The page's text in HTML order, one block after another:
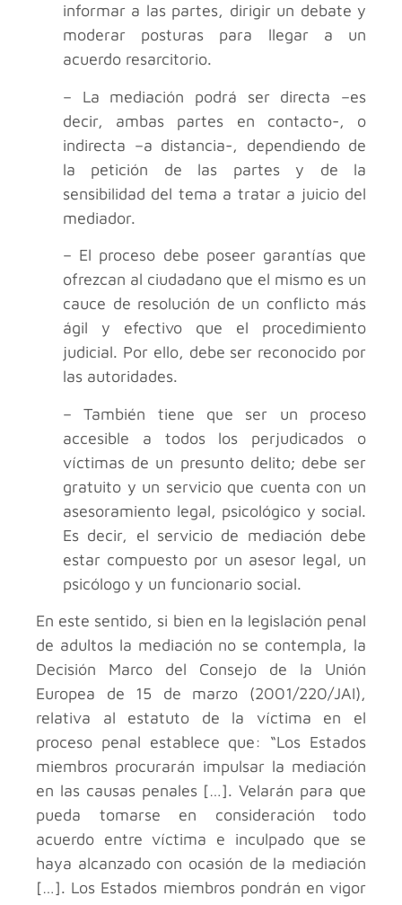
informar a las partes, dirigir un debate y
moderar posturas para llegar a un
acuerdo resarcitorio.
– La mediación podrá ser directa –es
decir, ambas partes en contacto-, o
indirecta –a distancia-, dependiendo de
la petición de las partes y de la
sensibilidad del tema a tratar a juicio del
mediador.
– El proceso debe poseer garantías que
ofrezcan al ciudadano que el mismo es un
cauce de resolución de un conflicto más
ágil y efectivo que el procedimiento
judicial. Por ello, debe ser reconocido por
las autoridades.
– También tiene que ser un proceso
accesible a todos los perjudicados o
víctimas de un presunto delito; debe ser
gratuito y un servicio que cuenta con un
asesoramiento legal, psicológico y social.
Es decir, el servicio de mediación debe
estar compuesto por un asesor legal, un
psicólogo y un funcionario social.
En este sentido, si bien en la legislación penal
de adultos la mediación no se contempla, la
Decisión Marco del Consejo de la Unión
Europea de 15 de marzo (2001/220/JAI),
relativa al estatuto de la víctima en el
proceso penal establece que: “Los Estados
miembros procurarán impulsar la mediación
en las causas penales […]. Velarán para que
pueda tomarse en consideración todo
acuerdo entre víctima e inculpado que se
haya alcanzado con ocasión de la mediación
[…]. Los Estados miembros pondrán en vigor